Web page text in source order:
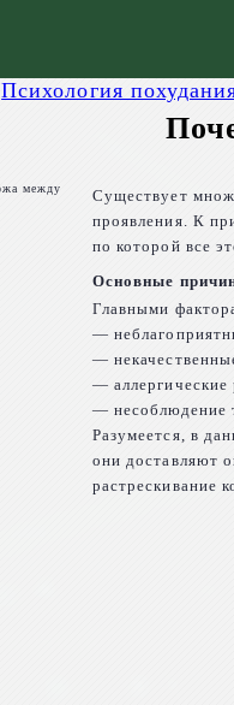
Психология
Существует
проявления. К
по которой все
Основные
Главными
—
—
— аллергические
— несоблюдение
Разумеется, в
они доставляют
растрескивание